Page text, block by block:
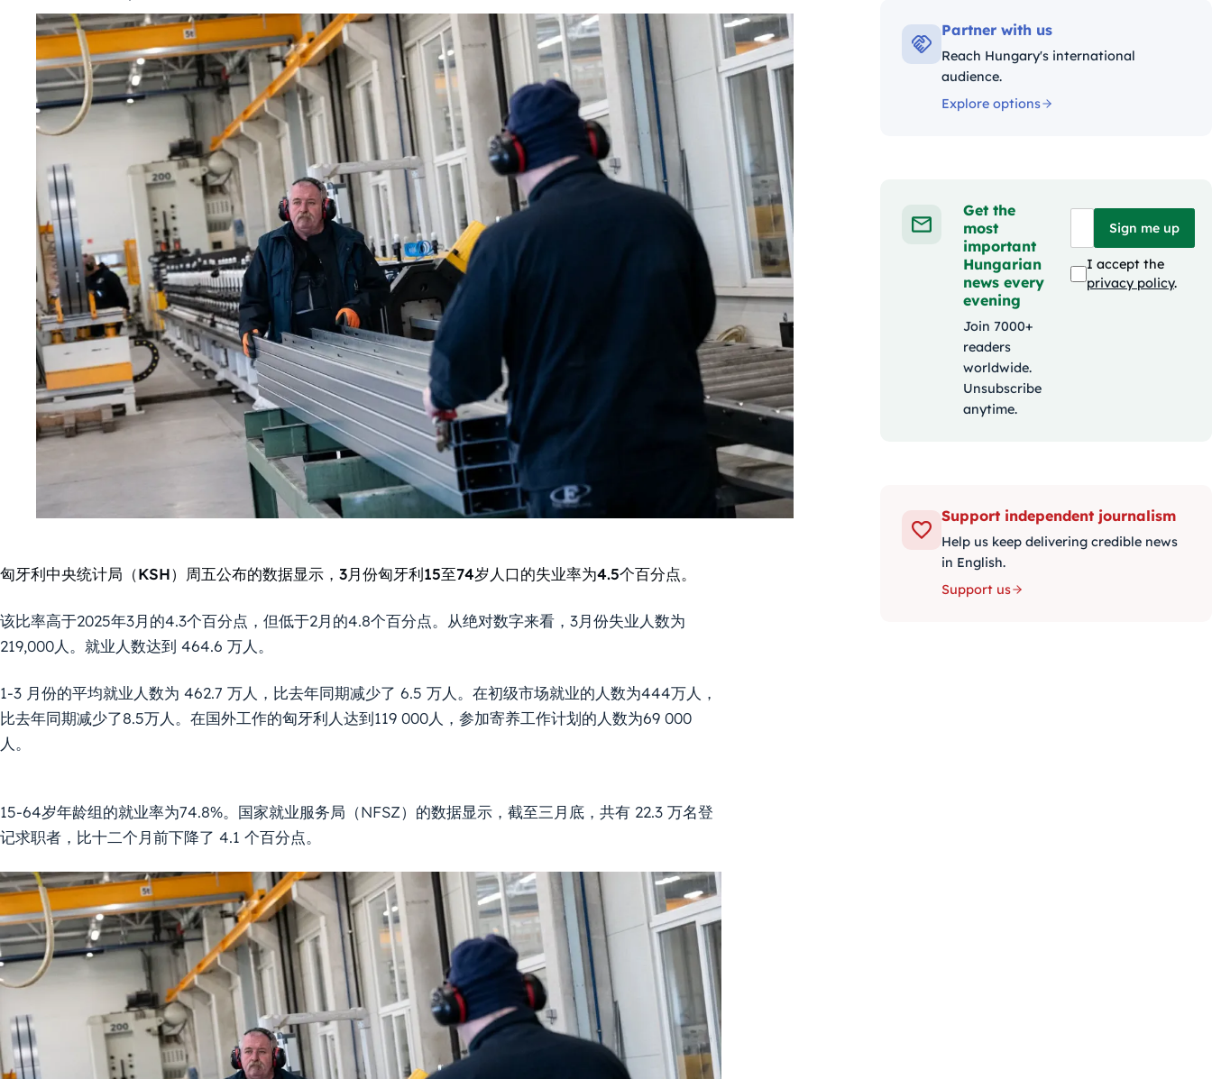
匈牙利中央统计局（KSH）周五公布的数据显示，3月份匈牙利15至74岁人口的失业率为4.5个百分点。
该比率高于2025年3月的4.3个百分点，但低于2月的4.8个百分点。从绝对数字来看，3月份失业人数为
219,000人。就业人数达到 464.6 万人。
1-3 月份的平均就业人数为 462.7 万人，比去年同期减少了 6.5 万人。在初级市场就业的人数为444万人，
比去年同期减少了8.5万人。在国外工作的匈牙利人达到119 000人，参加寄养工作计划的人数为69 000
人。
15-64岁年龄组的就业率为74.8%。国家就业服务局（NFSZ）的数据显示，截至三月底，共有 22.3 万名登
记求职者，比十二个月前下降了 4.1 个百分点。
Partner with us
Reach Hungary's international
audience.
Explore options
Get the
most
important
Hungarian
news every
evening
Join 7000+
readers
worldwide.
Unsubscribe
anytime.
Sign me up
I accept the
privacy policy.
Support independent journalism
Help us keep delivering credible news
in English.
Support us